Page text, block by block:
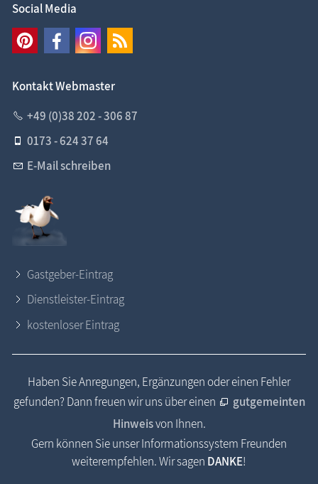
Social Media
Kontakt Webmaster
+49 (0)38 202 - 306 87
0173 - 624 37 64
E-Mail schreiben
Gastgeber-Eintrag
Dienstleister-Eintrag
kostenloser Eintrag
Haben Sie Anregungen, Ergänzungen oder einen Fehler
gefunden? Dann freuen wir uns über einen
gutgemeinten
Hinweisvon Ihnen.
Gern können Sie unser Informationssystem Freunden
weiterempfehlen. Wir sagen DANKE!